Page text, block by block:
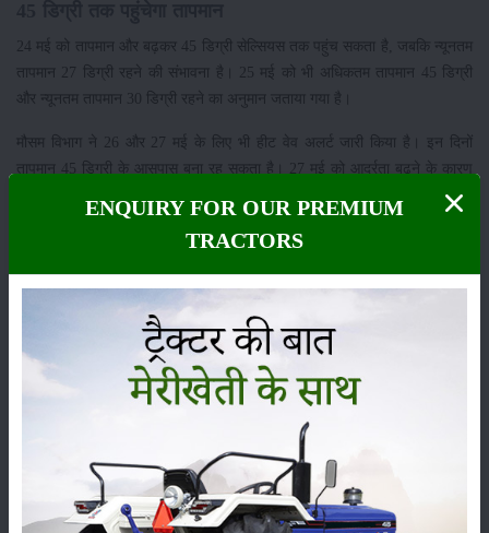
24 मई को तापमान और बढ़कर 45 डिग्री सेल्सियस तक पहुंच सकता है, जबकि न्यूनतम
तापमान 27 डिग्री रहने की संभावना है। 25 मई को भी अधिकतम तापमान 45 डिग्री
और न्यूनतम तापमान 30 डिग्री रहने का अनुमान जताया गया है।
मौसम विभाग ने 26 और 27 मई के लिए भी हीट वेव अलर्ट जारी किया है। इन दिनों
तापमान 45 डिग्री के आसपास बना रह सकता है। 27 मई को आर्द्रता बढ़ने के कारण
उमस और गर्म हवाओं से बढ़ेगी परेशानी
26 मई को न्यूनतम तापमान 29 डिग्री सेल्सियस रहने की संभावना है, जबकि आर्द्रता 20
से 30 प्रतिशत के बीच रह सकती है। वहीं 27 मई को आर्द्रता बढ़कर 25 से 40
प्रतिशत तक पहुंच सकती है, जिससे लोगों को उमस भरी गर्मी का सामना करना पड़
सकता है।
28 मई को भी अधिकतम तापमान 45 डिग्री और न्यूनतम तापमान 30 डिग्री रहने का
अनुमान है। लगातार बढ़ती गर्मी और लू के कारण लोगों को सावधानी बरतने की सलाह दी
मेरीखेति प्लेटफॉर्म आपको खेती-बाड़ी से जुड़ी सभी ताज़ा जानकारियां उपलब्ध कराता
रहता है। इसके माध्यम से ट्रैक्टरों के नए मॉडल, उनकी विशेषताएँ और खेतों में उनके
ENQUIRY FOR OUR PREMIUM
TRACTORS